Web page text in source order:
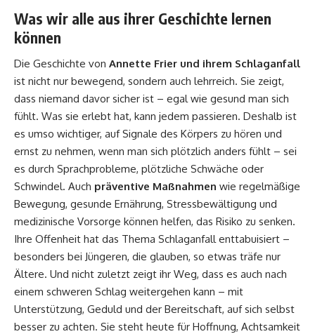
Was wir alle aus ihrer Geschichte lernen
können
Die Geschichte von Annette Frier und ihrem Schlaganfall
ist nicht nur bewegend, sondern auch lehrreich. Sie zeigt,
dass niemand davor sicher ist – egal wie gesund man sich
fühlt. Was sie erlebt hat, kann jedem passieren. Deshalb ist
es umso wichtiger, auf Signale des Körpers zu hören und
ernst zu nehmen, wenn man sich plötzlich anders fühlt – sei
es durch Sprachprobleme, plötzliche Schwäche oder
Schwindel. Auch präventive Maßnahmen wie regelmäßige
Bewegung, gesunde Ernährung, Stressbewältigung und
medizinische Vorsorge können helfen, das Risiko zu senken.
Ihre Offenheit hat das Thema Schlaganfall enttabuisiert –
besonders bei Jüngeren, die glauben, so etwas träfe nur
Ältere. Und nicht zuletzt zeigt ihr Weg, dass es auch nach
einem schweren Schlag weitergehen kann – mit
Unterstützung, Geduld und der Bereitschaft, auf sich selbst
besser zu achten. Sie steht heute für Hoffnung, Achtsamkeit